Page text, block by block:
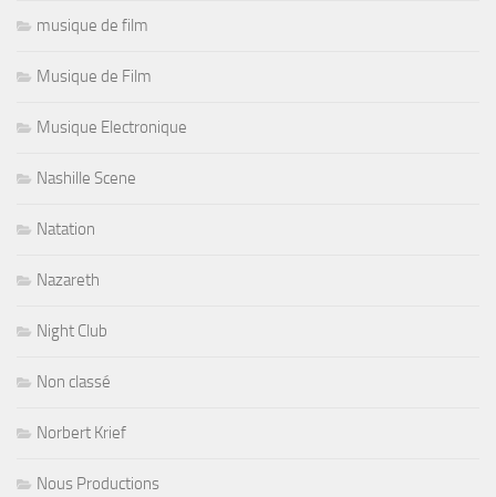
musique de film
Musique de Film
Musique Electronique
Nashille Scene
Natation
Nazareth
Night Club
Non classé
Norbert Krief
Nous Productions